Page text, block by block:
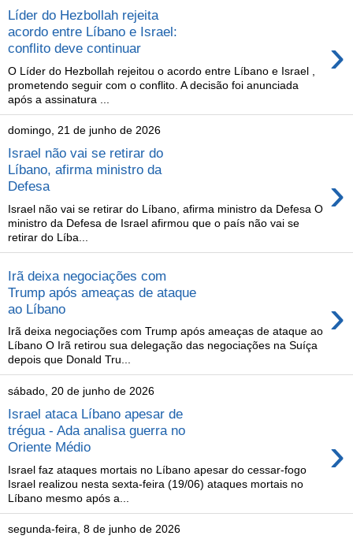
Líder do Hezbollah rejeita
acordo entre Líbano e Israel:
conflito deve continuar
›
O Líder do Hezbollah rejeitou o acordo entre Líbano e Israel ,
prometendo seguir com o conflito. A decisão foi anunciada
após a assinatura ...
domingo, 21 de junho de 2026
Israel não vai se retirar do
Líbano, afirma ministro da
Defesa
›
Israel não vai se retirar do Líbano, afirma ministro da Defesa O
ministro da Defesa de Israel afirmou que o país não vai se
retirar do Líba...
Irã deixa negociações com
Trump após ameaças de ataque
ao Líbano
›
Irã deixa negociações com Trump após ameaças de ataque ao
Líbano O Irã retirou sua delegação das negociações na Suíça
depois que Donald Tru...
sábado, 20 de junho de 2026
Israel ataca Líbano apesar de
trégua - Ada analisa guerra no
Oriente Médio
›
Israel faz ataques mortais no Líbano apesar do cessar-fogo
Israel realizou nesta sexta-feira (19/06) ataques mortais no
Líbano mesmo após a...
segunda-feira, 8 de junho de 2026